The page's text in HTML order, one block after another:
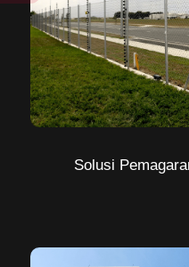
Solusi